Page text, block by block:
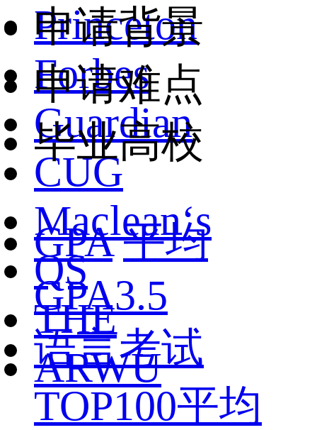
Princeton
Forbes
Guardian
CUG
Maclean‘s
QS
THE
ARWU
申请背景
申请难点
毕业高校
GPA 平均
GPA3.5
语言考试
TOP100平均